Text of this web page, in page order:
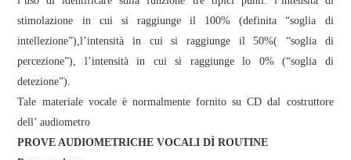
stimolazione in cui si raggiunge il 100% (definita “soglia di
intellezione”),l’intensità in cui si raggiunge il 50%( “soglia di
percezione”), l’intensità in cui si raggiunge lo 0% (“soglia di
detezione”).
Tale materiale vocale è normalmente fornito su CD dal costruttore
dell’ audiometro
PROVE AUDIOMETRICHE VOCALI DÌ ROUTINE